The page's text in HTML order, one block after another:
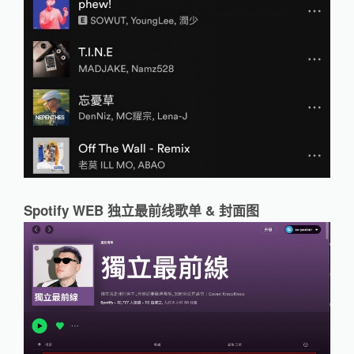
Spotify WEB 独立最前线歌单 & 封面图